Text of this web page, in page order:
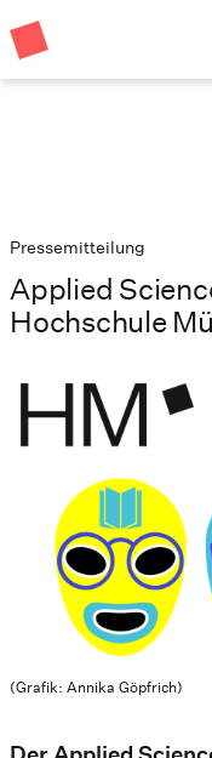
Pressemitteilung
Applied
Hochschule
(Grafik: Annika Göpfrich)